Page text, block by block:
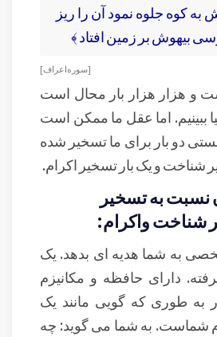
كوه جلوه نمود آن را ريز
بيهوش بر زمين افتاد ﴾
[ سوره اعراف ]
و هزار هزار بار محال است
ببینیم. اما عقل ما ممکن است
دو بار برای ما تسخیر شده
شناخت و یک بار تسخیر اکرام.
به تسخیر
شناخت واکرام:
به شما هدیه ای بدهد. یک
دارای حافظه و مکانیزم
به طوری که گویی مانند یک
شماست. به شما می گوید: چه